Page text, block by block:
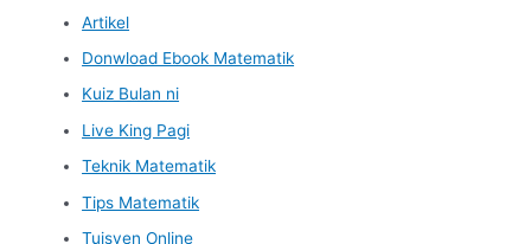
Artikel
Donwload Ebook Matematik
Kuiz Bulan ni
Live King Pagi
Teknik Matematik
Tips Matematik
Tuisyen Online